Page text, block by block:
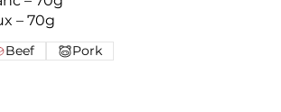
– 70g
Beef Pork